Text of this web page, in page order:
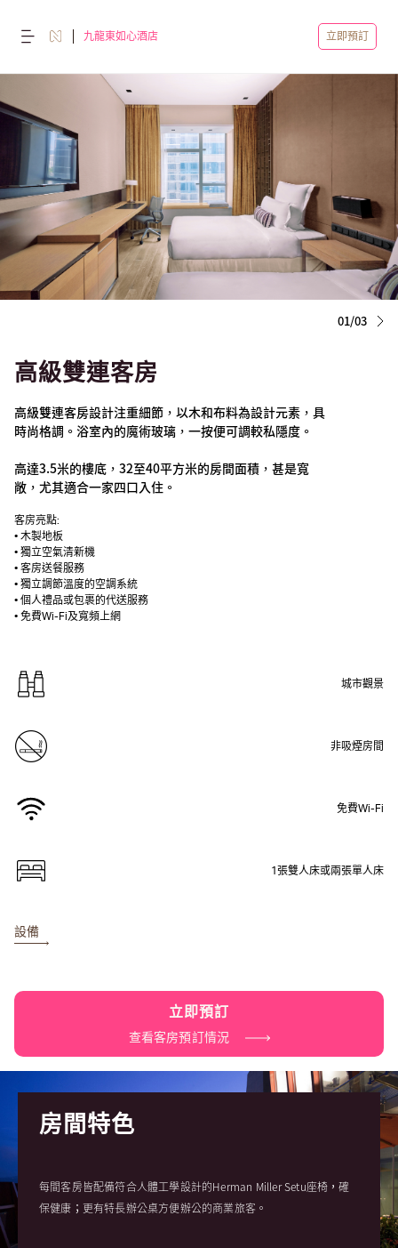
九龍東如心酒店 立即預訂
01/03
高級雙連客房
高級雙連客房設計注重細節，以木和布料為設計元素，具
時尚格調。浴室內的魔術玻璃，一按便可調較私隱度。
高達3.5米的樓底，32至40平方米的房間面積，甚是寬
敞，尤其適合一家四口入住。
客房亮點:
• 木製地板
• 獨立空氣清新機
• 客房送餐服務
• 獨立調節溫度的空調系統
• 個人禮品或包裹的代送服務
• 免費Wi-Fi及寬頻上網
城市觀景
非吸煙房間
免費Wi-Fi
1張雙人床或兩張單人床
設備
立即預訂
查看客房預訂情況
房間特色
每間客房皆配備符合人體工學設計的Herman Miller Setu座椅，確
保健康；更有特長辦公桌方便辦公的商業旅客。